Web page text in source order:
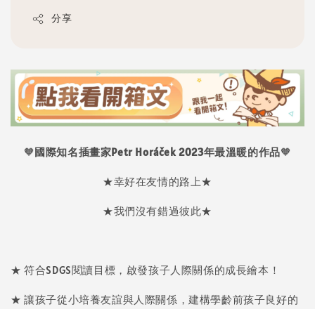
分享
🧡國際知名插畫家Petr Horáček 2023年最溫暖的作品🧡
★幸好在友情的路上★
★我們沒有錯過彼此★
★ 符合SDGS閱讀目標，啟發孩子人際關係的成長繪本！
★ 讓孩子從小培養友誼與人際關係，建構學齡前孩子良好的